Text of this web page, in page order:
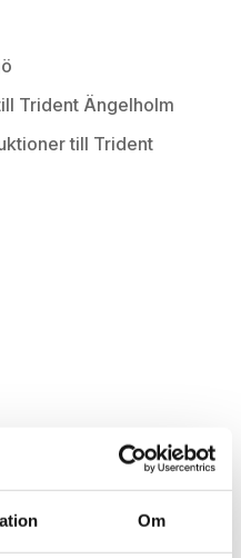
Om
Trident Ängelholm
till Trident